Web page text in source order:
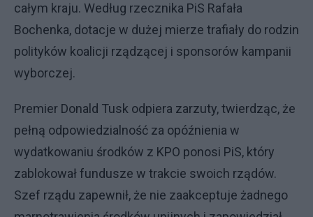
całym kraju. Według rzecznika PiS Rafała
Bochenka, dotacje w dużej mierze trafiały do rodzin
polityków koalicji rządzącej i sponsorów kampanii
wyborczej.
Premier Donald Tusk odpiera zarzuty, twierdząc, że
pełną odpowiedzialność za opóźnienia w
wydatkowaniu środków z KPO ponosi PiS, który
zablokował fundusze w trakcie swoich rządów.
Szef rządu zapewnił, że nie zaakceptuje żadnego